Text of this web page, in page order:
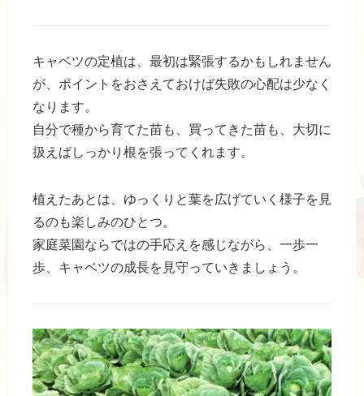
キャベツの定植は、最初は緊張するかもしれません
が、ポイントをおさえておけば失敗の心配は少なく
なります。
自分で種から育てた苗も、買ってきた苗も、大切に
扱えばしっかり根を張ってくれます。
植えたあとは、ゆっくりと葉を広げていく様子を見
るのも楽しみのひとつ。
家庭菜園ならではの手応えを感じながら、一歩一
歩、キャベツの成長を見守っていきましょう。